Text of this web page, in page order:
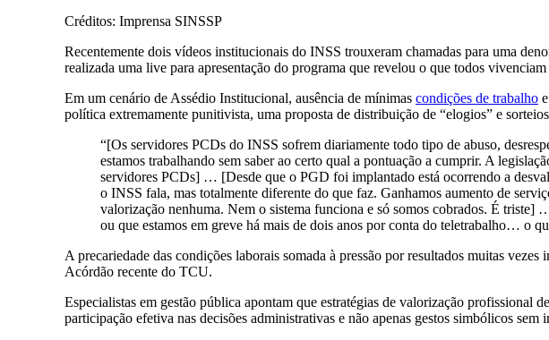
Créditos: Imprensa SINSSP
Recentemente dois vídeos institucionais do INSS trouxeram chamadas para uma
realizada uma live para apresentação do programa que revelou o que todos
Em um cenário de Assédio Institucional, ausência de mínimas condições de trabalho
política extremamente punitivista, uma proposta de distribuição de “elogios” e
“[Os servidores PCDs do INSS sofrem diariamente todo tipo de abuso,
estamos trabalhando sem saber ao certo qual a pontuação a cumprir. A
servidores PCDs] … [Desde que o PGD foi implantado está ocorrendo a
o INSS fala, mas totalmente diferente do que faz. Ganhamos aumento de
valorização nenhuma. Nem o sistema funciona e só somos cobrados. É
ou que estamos em greve há mais de dois anos por conta do teletrabalho… o
A precariedade das condições laborais somada à pressão por resultados muitas
Acórdão recente do TCU.
Especialistas em gestão pública apontam que estratégias de valorização profissional
participação efetiva nas decisões administrativas e não apenas gestos simbólicos